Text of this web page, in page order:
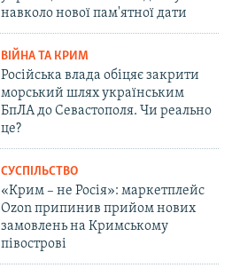
навколо нової пам'ятної дати
ВІЙНА ТА КРИМ
Російська влада обіцяє закрити
морський шлях українським
БпЛА до Севастополя. Чи реально
це?
СУСПІЛЬСТВО
«Крим – не Росія»: маркетплейс
Ozon припинив прийом нових
замовлень на Кримському
півострові